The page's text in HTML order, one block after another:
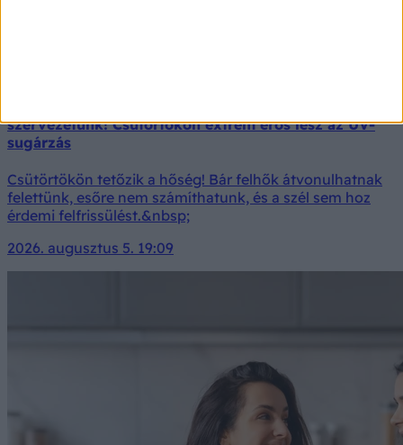
szervezetünk! Csütörtökön extrém erős lesz az UV-
sugárzás
Csütörtökön tetőzik a hőség! Bár felhők átvonulhatnak
felettünk, esőre nem számíthatunk, és a szél sem hoz
érdemi felfrissülést.&nbsp;
2026. augusztus 5. 19:09